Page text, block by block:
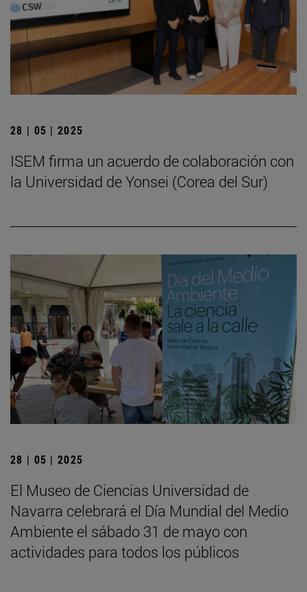
28 | 05 | 2025
ISEM firma un acuerdo de colaboración con
la Universidad de Yonsei (Corea del Sur)
28 | 05 | 2025
El Museo de Ciencias Universidad de
Navarra celebrará el Día Mundial del Medio
Ambiente el sábado 31 de mayo con
actividades para todos los públicos